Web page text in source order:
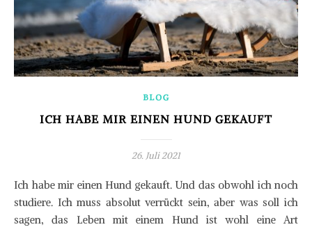
BLOG
ICH HABE MIR EINEN HUND GEKAUFT
26. Juli 2021
Ich habe mir einen Hund gekauft. Und das obwohl ich noch
studiere. Ich muss absolut verrückt sein, aber was soll ich
sagen, das Leben mit einem Hund ist wohl eine Art